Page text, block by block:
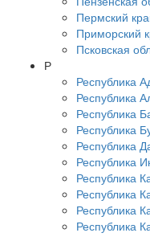
Пермский
Приморский
Псковская
Р
Республика
Республика
Республика
Республика
Республика
Республика
Республика
Республика
Республика
Республика